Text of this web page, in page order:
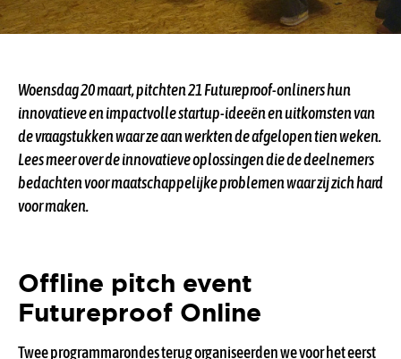
Woensdag 20 maart, pitchten 21 Futureproof-onliners hun
innovatieve en impactvolle startup-ideeën en uitkomsten van
de vraagstukken waar ze aan werkten de afgelopen tien weken.
Lees meer over de innovatieve oplossingen die de deelnemers
bedachten voor maatschappelijke problemen waar zij zich hard
voor maken.
Offline pitch event
Futureproof Online
Twee programmarondes terug organiseerden we voor het eerst